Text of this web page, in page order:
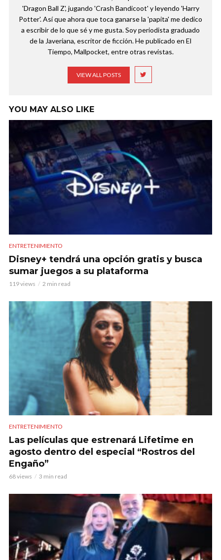
'Dragon Ball Z', jugando 'Crash Bandicoot' y leyendo 'Harry
Potter'. Así que ahora que toca ganarse la 'papita' me dedico
a escribir de lo que sé y me gusta. Soy periodista graduado
de la Javeriana, escritor de ficción. He publicado en El
Tiempo, Mallpocket, entre otras revistas.
VIEW ALL POSTS
YOU MAY ALSO LIKE
ENTRETENIMIENTO
Disney+ tendrá una opción gratis y busca
sumar juegos a su plataforma
119 views 2 min read
ENTRETENIMIENTO
Las películas que estrenará Lifetime en
agosto dentro del especial “Rostros del
Engaño”
68 views 3 min read